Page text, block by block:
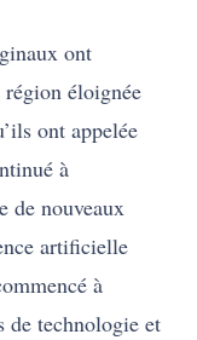
ont
éloignée
ont appelée
à
de nouveaux
artificielle
à
de technologie et